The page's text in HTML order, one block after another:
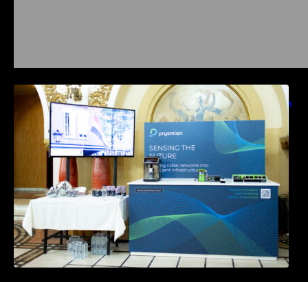
Prysmian aduce la COMM26 tehnologii de
sensing si Digital Energy pentru monitorizarea
in timp real a infrastrucrutilor critice